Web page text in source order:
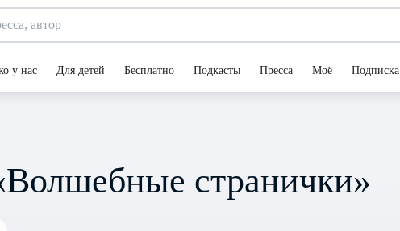
у нас Для детей Бесплатно Подкасты Пресса Моё Подписка
странички»